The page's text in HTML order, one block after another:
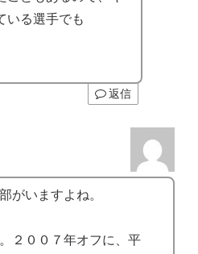
いる選手でも
返信
がいますよね。
２００７年オフに、平